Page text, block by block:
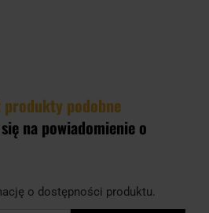
produkty podobne
na powiadomienie o
o dostępności produktu.